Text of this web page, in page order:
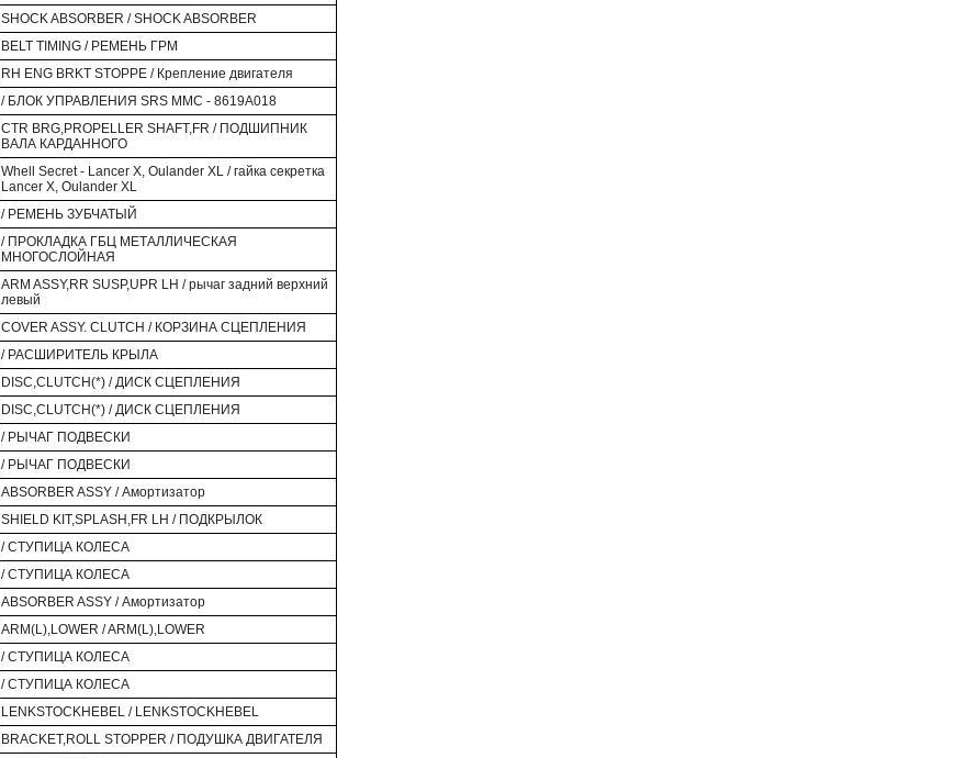
SHOCK ABSORBER / SHOCK ABSORBER
BELT TIMING / РЕМЕНЬ ГРМ
RH ENG BRKT STOPPE / Крепление двигателя
/ БЛОК УПРАВЛЕНИЯ SRS MMC - 8619A018
CTR BRG,PROPELLER SHAFT,FR / ПОДШИПНИК
ВАЛА КАРДАННОГО
Whell Secret - Lancer X, Oulander XL / гайка секретка
Lancer X, Oulander XL
/ РЕМЕНЬ ЗУБЧАТЫЙ
/ ПРОКЛАДКА ГБЦ МЕТАЛЛИЧЕСКАЯ
МНОГОСЛОЙНАЯ
ARM ASSY,RR SUSP,UPR LH / рычаг задний верхний
левый
COVER ASSY. CLUTCH / КОРЗИНА СЦЕПЛЕНИЯ
/ РАСШИРИТЕЛЬ КРЫЛА
DISC,CLUTCH(*) / ДИСК СЦЕПЛЕНИЯ
DISC,CLUTCH(*) / ДИСК СЦЕПЛЕНИЯ
/ РЫЧАГ ПОДВЕСКИ
/ РЫЧАГ ПОДВЕСКИ
ABSORBER ASSY / Амортизатор
SHIELD KIT,SPLASH,FR LH / ПОДКРЫЛОК
/ СТУПИЦА КОЛЕСА
/ СТУПИЦА КОЛЕСА
ABSORBER ASSY / Амортизатор
ARM(L),LOWER / ARM(L),LOWER
/ СТУПИЦА КОЛЕСА
/ СТУПИЦА КОЛЕСА
LENKSTOCKHEBEL / LENKSTOCKHEBEL
BRACKET,ROLL STOPPER / ПОДУШКА ДВИГАТЕЛЯ